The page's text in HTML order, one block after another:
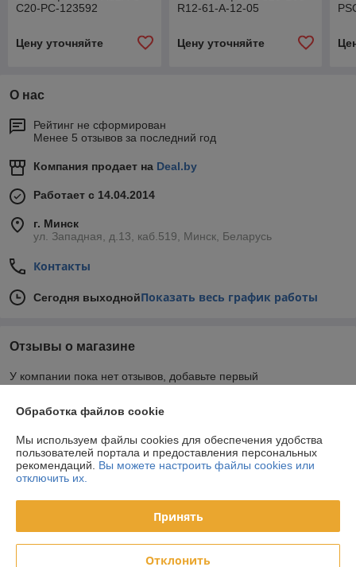
C20-PC-123592
Цену уточняйте
R12-61-A-12-05
Цену уточняйте
О нас
Рейтинг не сформирован
Менее 5 отзывов за последний год
Компания продает на Deal.by
Работает с 14.04.2014
г. Минск
ул. Западная, д.13, каб.519, Минск, Беларусь
Контакты
Сегодня выходнойПоказать весь график работы
Отзывы о магазине
У компании пока нет отзывов, добавьте первый
Контакты
График работы
Обработка файлов cookie
Мы используем файлы cookies для обеспечения удобства
пользователей портала и предоставления персональных
рекомендаций. Вы можете настроить файлы cookies или
отключить их.
Принять
Отклонить